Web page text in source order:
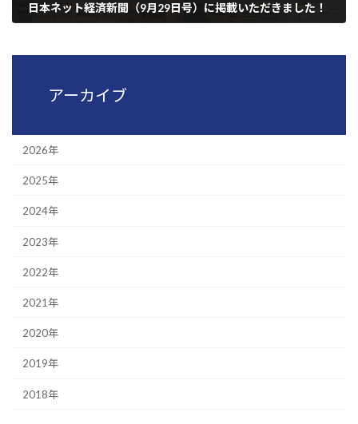
日本ネット経済新聞（9月29日号）に掲載いただきました！
アーカイブ
2026年
2025年
2024年
2023年
2022年
2021年
2020年
2019年
2018年